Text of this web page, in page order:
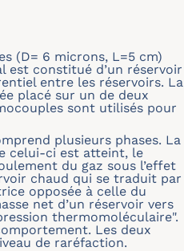
(D= 6 microns, L=5 cm)
est constitué d’un réservoir
entre les réservoirs. La
placé sur un de deux
sont utilisés pour
plusieurs phases. La
celui-ci est atteint, le
du gaz sous l’effet
chaud qui se traduit par
opposée à celle du
net d’un réservoir vers
thermomoléculaire".
Les deux
de raréfaction.